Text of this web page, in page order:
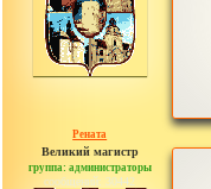
Рената
Великий магистр
группа: администраторы
сообщений: 30442